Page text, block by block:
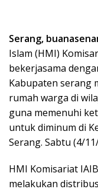
Serang,
Islam (HMI)
bekerjasama
Kabupaten serang
rumah warga di
guna memenuhi
untuk diminum di
Serang. Sabtu (4/
HMI Komisariat
melakukan